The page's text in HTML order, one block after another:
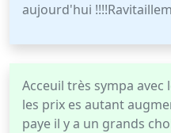
aujourd'hui
Acceuil très sympa
les prix es autant
paye il y a un grands